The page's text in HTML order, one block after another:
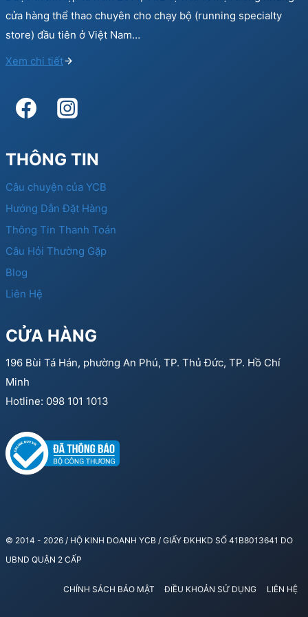
cửa hàng thể thao chuyên cho chạy bộ (running specialty
store) đầu tiên ở Việt Nam…
Xem chi tiết
THÔNG TIN
Câu chuyện của YCB
Hướng Dẫn Đặt Hàng
Thông Tin Thanh Toán
Câu Hỏi Thường Gặp
Blog
Liên Hệ
CỬA HÀNG
196 Bùi Tá Hán, phường An Phú, TP. Thủ Đức, TP. Hồ Chí
Minh
Hotline: 098 101 1013
© 2014 - 2026 / HỘ KINH DOANH YCB / GIẤY ĐKHKD SỐ 41B8013641 DO
UBND QUẬN 2 CẤP
CHÍNH SÁCH BẢO MẬT ĐIỀU KHOẢN SỬ DỤNG LIÊN HỆ